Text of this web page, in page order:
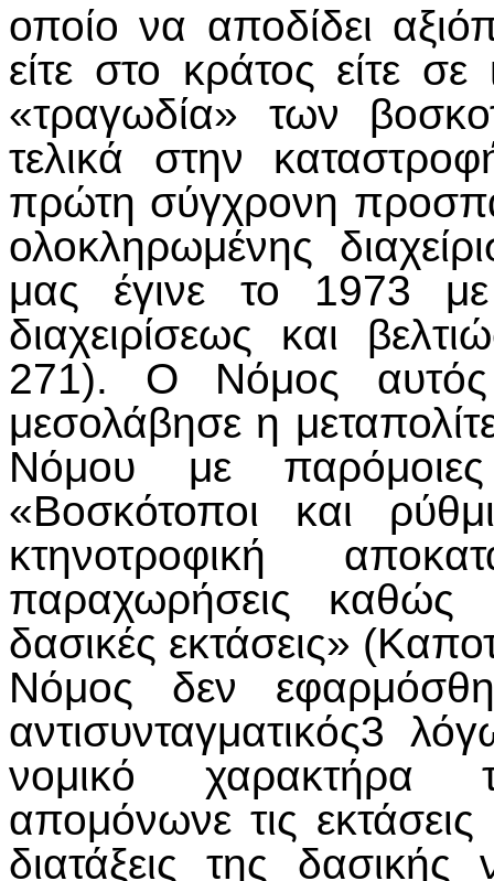
οποίο να αποδίδει
είτε στο κράτος είτε
«τραγωδία» των
τελικά στην
πρώτη σύγχρονη
ολοκληρωμένης
μας έγινε το 1973
διαχειρίσεως και
271). Ο Νόμος αυτός
μεσολάβησε η
Νόμου με
«Βοσκότοποι και
κτηνοτροφική
παραχωρήσεις
δασικές εκτάσεις»
Νόμος δεν
αντισυνταγματικός3
νομικό χαρακτήρα
απομόνωνε τις
διατάξεις της δασικής